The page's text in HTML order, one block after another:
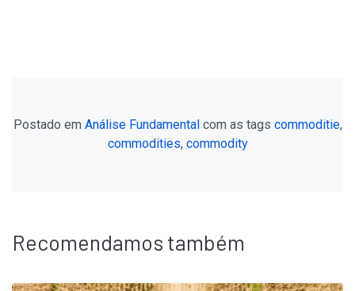
Postado em Análise Fundamental com as tags commoditie,
commodities, commodity
Recomendamos também